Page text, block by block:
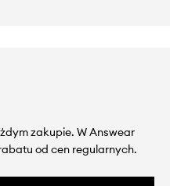
zakupie. W Answear
od cen regularnych.